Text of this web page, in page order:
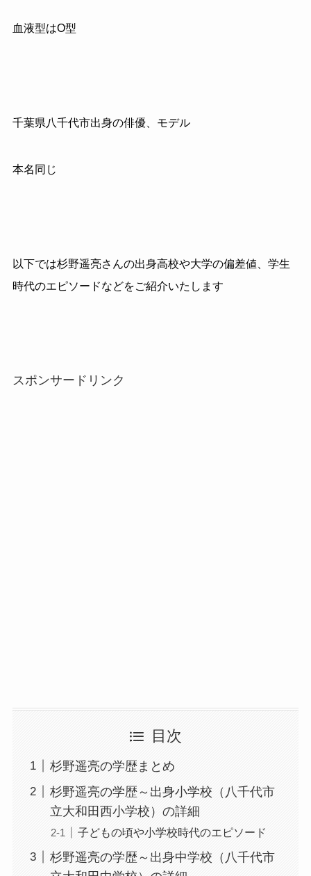
血液型はO型
千葉県八千代市出身の俳優、モデル
本名同じ
以下では杉野遥亮さんの出身高校や大学の偏差値、学生
時代のエピソードなどをご紹介いたします
スポンサードリンク
目次
杉野遥亮の学歴まとめ
杉野遥亮の学歴～出身小学校（八千代市
立大和田西小学校）の詳細
子どもの頃や小学校時代のエピソード
杉野遥亮の学歴～出身中学校（八千代市